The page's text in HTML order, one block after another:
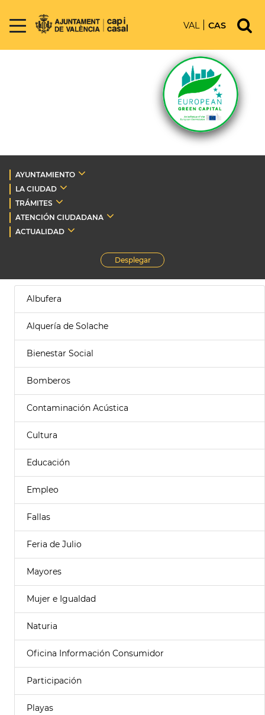
VAL CAS
AYUNTAMIENTO
LA CIUDAD
TRÁMITES
ATENCIÓN CIUDADANA
ACTUALIDAD
Desplegar
Albufera
Alquería de Solache
Bienestar Social
Bomberos
Contaminación Acústica
Cultura
Educación
Empleo
Fallas
Feria de Julio
Mayores
Mujer e Igualdad
Naturia
Oficina Información Consumidor
Participación
Playas